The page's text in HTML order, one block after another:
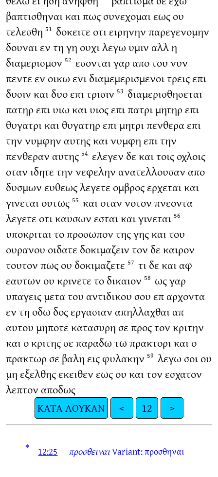
βαπτισθηναι και πως συνεχομαι εως ου
τελεσθη 51 δοκειτε οτι ειρηνην παρεγενομην
δουναι εν τη γη ουχι λεγω υμιν αλλ η
διαμερισμον 52 εσονται γαρ απο του νυν
πεντε εν οικω ενι διαμεμερισμενοι τρεις επι
δυσιν και δυο επι τρισιν 53 διαμερισθησεται
πατηρ επι υιω και υιος επι πατρι μητηρ επι
θυγατρι και θυγατηρ επι μητρι πενθερα επι
την νυμφην αυτης και νυμφη επι την
πενθεραν αυτης 54 ελεγεν δε και τοις οχλοις
οταν ιδητε την νεφελην ανατελλουσαν απο
δυσμων ευθεως λεγετε ομβρος ερχεται και
γινεται ουτως 55 και οταν νοτον πνεοντα
λεγετε οτι καυσων εσται και γινεται 56
υποκριται το προσωπον της γης και του
ουρανου οιδατε δοκιμαζειν τον δε καιρον
τουτον πως ου δοκιμαζετε 57 τι δε και αφ
εαυτων ου κρινετε το δικαιον 58 ως γαρ
υπαγεις μετα του αντιδικου σου επ αρχοντα
εν τη οδω δος εργασιαν απηλλαχθαι απ
αυτου μηποτε κατασυρη σε προς τον κριτην
και ο κριτης σε παραδω τω πρακτορι και ο
πρακτωρ σε βαλη εις φυλακην 59 λεγω σοι ου
μη εξελθης εκειθεν εως ου και τον εσχατον
λεπτον αποδως
ΚΑΤΑ ΛΟΥΚΑΝ
< 12 >
* 12:25 προσθειναιVariant: προσθηναι